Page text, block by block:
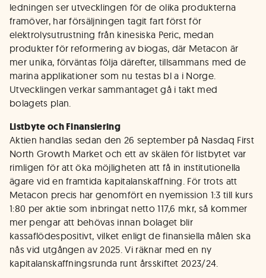
ledningen ser utvecklingen för de olika produkterna
framöver, har försäljningen tagit fart först för
elektrolysutrustning från kinesiska Peric, medan
produkter för reformering av biogas, där Metacon är
mer unika, förväntas följa därefter, tillsammans med de
marina applikationer som nu testas bl a i Norge.
Utvecklingen verkar sammantaget gå i takt med
bolagets plan.
Listbyte och Finansiering
Aktien handlas sedan den 26 september på Nasdaq First
North Growth Market och ett av skälen för listbytet var
rimligen för att öka möjligheten att få in institutionella
ägare vid en framtida kapitalanskaffning. För trots att
Metacon precis har genomfört en nyemission 1:3 till kurs
1:80 per aktie som inbringat netto 117,6 mkr, så kommer
mer pengar att behövas innan bolaget blir
kassaflödespositivt, vilket enligt de finansiella målen ska
nås vid utgången av 2025. Vi räknar med en ny
kapitalanskaffningsrunda runt årsskiftet 2023/24.